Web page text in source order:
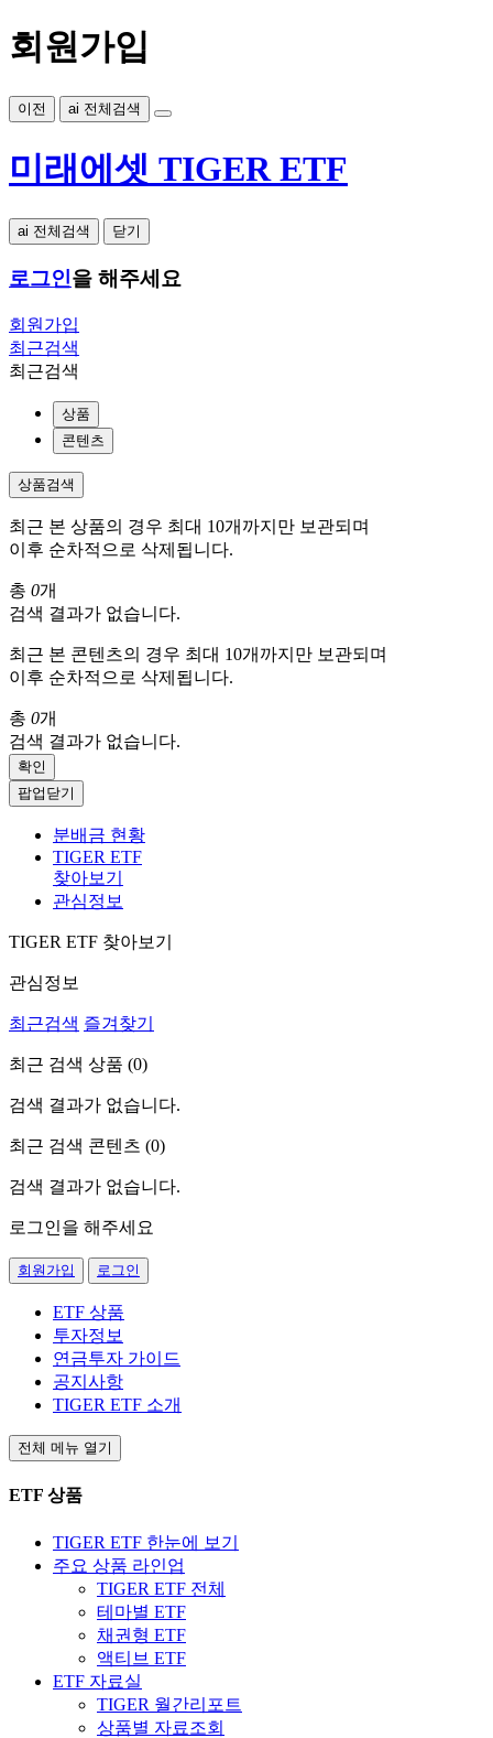
회원가입
이전 ai 전체검색
미래에셋 TIGER ETF
ai 전체검색 닫기
로그인을 해주세요
회원가입
최근검색
최근검색
상품
콘텐츠
상품검색
최근 본 상품의 경우 최대 10개까지만 보관되며
이후 순차적으로 삭제됩니다.
총 0개
검색 결과가 없습니다.
최근 본 콘텐츠의 경우 최대 10개까지만 보관되며
이후 순차적으로 삭제됩니다.
총 0개
검색 결과가 없습니다.
확인
팝업닫기
분배금 현황
TIGER ETF
찾아보기
관심정보
TIGER ETF 찾아보기
관심정보
최근검색 즐겨찾기
최근 검색 상품 (0)
검색 결과가 없습니다.
최근 검색 콘텐츠 (0)
검색 결과가 없습니다.
로그인을 해주세요
회원가입 로그인
ETF 상품
투자정보
연금투자 가이드
공지사항
TIGER ETF 소개
전체 메뉴 열기
ETF 상품
TIGER ETF 한눈에 보기
주요 상품 라인업
TIGER ETF 전체
테마별 ETF
채권형 ETF
액티브 ETF
ETF 자료실
TIGER 월간리포트
상품별 자료조회